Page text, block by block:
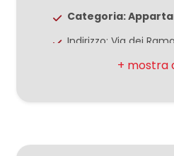
Categoria:
Indirizzo: Via dei
Comune: Santa